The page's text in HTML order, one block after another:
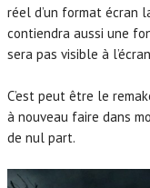
réel d’un format écran
contiendra aussi une
sera pas visible à
C’est peut être le
à nouveau faire dans
de nul part.